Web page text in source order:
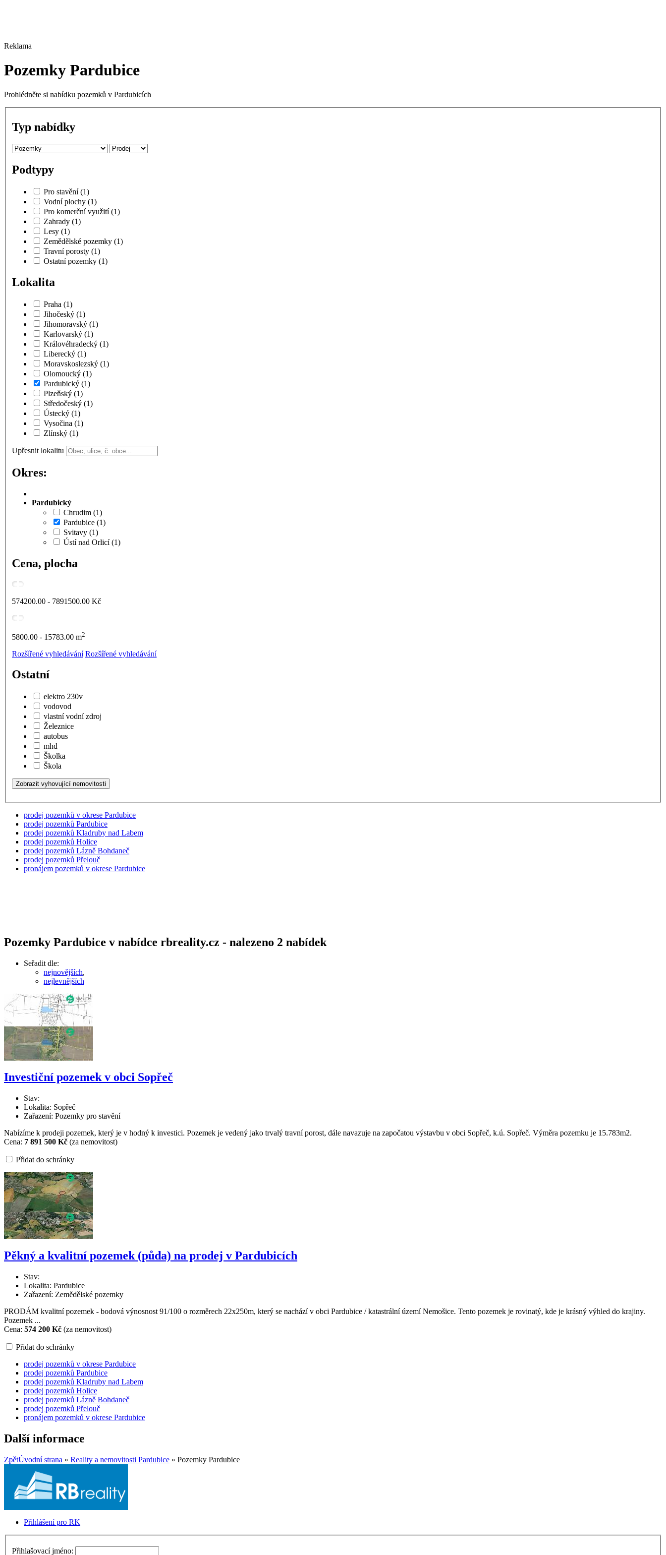
Reklama
Pozemky Pardubice
Prohlédněte si nabídku pozemků v Pardubicích
Typ nabídky
Podtypy
Pro stavění(1)
Vodní plochy (1)
Pro komerční využití(1)
Zahrady (1)
Lesy (1)
Zemědělské pozemky (1)
Travní porosty (1)
Ostatní pozemky (1)
Lokalita
Praha (1)
Jihočeský (1)
Jihomoravský (1)
Karlovarský (1)
Královéhradecký (1)
Liberecký (1)
Moravskoslezský (1)
Olomoucký (1)
Pardubický (1)
Plzeňský (1)
Středočeský (1)
Ústecký (1)
Vysočina (1)
Zlínský (1)
Upřesnit lokalitu
Okres:
Pardubický
Chrudim (1)
Pardubice (1)
Svitavy (1)
Ústí nad Orlicí(1)
Cena, plocha
574200.00 - 7891500.00 Kč
5800.00 - 15783.00 m2
Rozšířené vyhledávání Rozšířené vyhledávání
Ostatní
elektro 230v
vodovod
vlastní vodní zdroj
Železnice
autobus
mhd
Školka
Škola
prodej pozemků v okrese Pardubice
prodej pozemků Pardubice
prodej pozemků Kladruby nad Labem
prodej pozemků Holice
prodej pozemků Lázně Bohdaneč
prodej pozemků Přelouč
pronájem pozemků v okrese Pardubice
Pozemky Pardubice v nabídce rbreality.cz - nalezeno 2 nabídek
Seřadit dle:
nejnovějších,
nejlevnějších
Investiční pozemek v obci Sopřeč
Stav:
Lokalita: Sopřeč
Zařazení: Pozemky pro stavění
Nabízíme k prodeji pozemek, který je v hodný k investici. Pozemek je vedený jako trvalý travní porost, dále navazuje na započatou výstavbu v obci Sopřeč, k.ú. Sopřeč. Výměra pozemku je 15.783m2.
Cena: 7 891 500 Kč (za nemovitost)
Přidat do schránky
Pěkný a kvalitní pozemek (půda) na prodej v Pardubicích
Stav:
Lokalita: Pardubice
Zařazení: Zemědělské pozemky
PRODÁM kvalitní pozemek - bodová výnosnost 91/100 o rozměrech 22x250m, který se nachází v obci Pardubice / katastrální území Nemošice. Tento pozemek je rovinatý, kde je krásný výhled do krajiny.
Pozemek ...
Cena: 574 200 Kč (za nemovitost)
Přidat do schránky
prodej pozemků v okrese Pardubice
prodej pozemků Pardubice
prodej pozemků Kladruby nad Labem
prodej pozemků Holice
prodej pozemků Lázně Bohdaneč
prodej pozemků Přelouč
pronájem pozemků v okrese Pardubice
Další informace
ZpětÚvodní strana » Reality a nemovitosti Pardubice » Pozemky Pardubice
Přihlášení pro RK
Přihlašovací jméno: